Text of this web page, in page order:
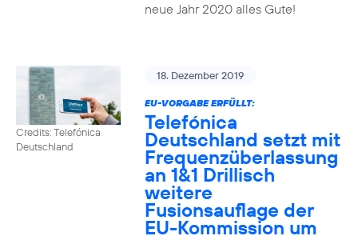
neue Jahr 2020 alles Gute!
Credits: Telefónica
Deutschland
18. Dezember 2019
EU-VORGABE ERFÜLLT:
Telefónica
Deutschland setzt mit
Frequenzüberlassung
an 1&1 Drillisch
weitere
Fusionsauflage der
EU-Kommission um